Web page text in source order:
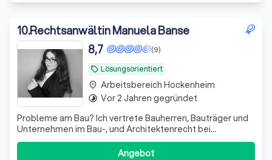
10.Rechtsanwältin Manuela Banse
local_offer Lösungsorientiert
(9)
8,7
Probleme am Bau? Ich vertrete Bauherren, Bauträger und
Unternehmen im Bau-, und Architektenrecht bei
Baumängeln, Bauverzögerungen sowie Gewährleistungs-
und VergütungsansprüchenAngebot
place Arbeitsbereich Hockenheim
timelapse Vor 2 Jahren gegründet